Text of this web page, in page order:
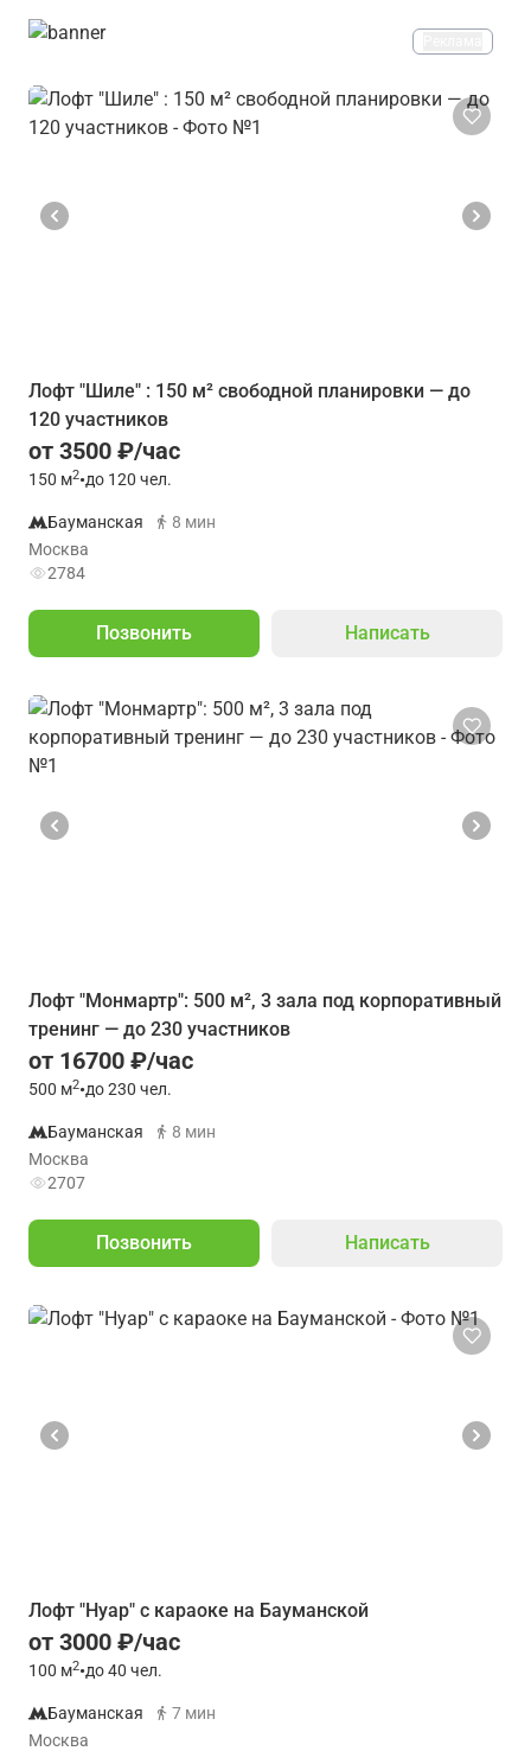
Лофт "Шиле" : 150 м² свободной планировки — до
120 участников
от 3500 ₽/час
150 м2•до 120 чел.
Бауманская
8 мин
Москва
2784
Позвонить Написать
Лофт "Монмартр": 500 м², 3 зала под корпоративный
тренинг — до 230 участников
от 16700 ₽/час
500 м2•до 230 чел.
Бауманская
8 мин
Москва
2707
Позвонить Написать
Лофт "Нуар" с караоке на Бауманской
от 3000 ₽/час
100 м2•до 40 чел.
Бауманская
7 мин
Москва